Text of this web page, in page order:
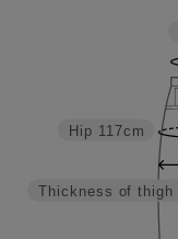
Thickness of thigh
Hip 117cm